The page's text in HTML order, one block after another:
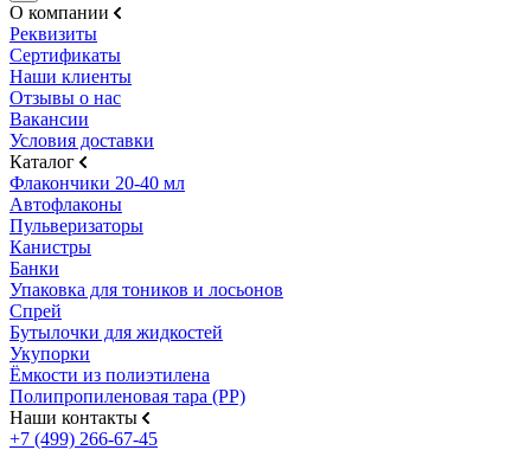
О компании
Реквизиты
Сертификаты
Наши клиенты
Отзывы о нас
Вакансии
Условия доставки
Каталог
Флакончики 20-40 мл
Автофлаконы
Пульверизаторы
Канистры
Банки
Упаковка для тоников и лосьонов
Спрей
Бутылочки для жидкостей
Укупорки
Ёмкости из полиэтилена
Полипропиленовая тара (PP)
Наши контакты
+7 (499) 266-67-45